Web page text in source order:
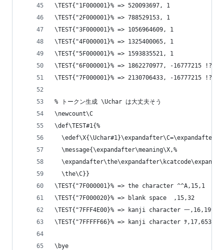
\TEST{"1F000001}% => 520093697, 1
\TEST{"2F000001}% => 788529153, 1
\TEST{"3F000001}% => 1056964609, 1
\TEST{"4F000001}% => 1325400065, 1
\TEST{"5F000001}% => 1593835521, 1
\TEST{"6F000001}% => 1862270977, -16777215 !?
\TEST{"7F000001}% => 2130706433, -16777215 !?
% トークン生成 \Uchar は大丈夫そう
\newcount\C
\def\TEST#1{%
  \message{\expandafter\meaning\X,%
  \the\C}}
\TEST{"7F000001}% => the character ^^A,15,1
\TEST{"7F000020}% => blank space  ,15,32
\TEST{"7FFF4E00}% => kanji character 一,16,19968
\TEST{"7FFFFF66}% => kanji character ｦ,17,65382
\bye